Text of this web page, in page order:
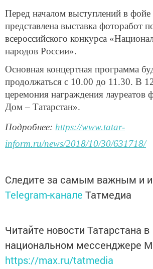
Перед началом выступлений в фойе
представлена выставка фоторабот
всероссийского конкурса
народов России».
Основная концертная программа
продолжаться с 10.00 до 11.30. В
церемония награждения лауреатов
Дом – Татарстан».
Подробнее: https://www.tatar-
inform.ru/news/2018/10/30/631718/
Следите за самым важным и
Telegram-канале Татмедиа
Читайте новости Татарстана в
национальном мессенджере
https://max.ru/tatmedia